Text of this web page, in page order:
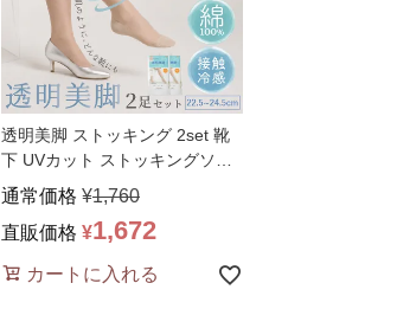
透明美脚 ストッキング 2set 靴
下 UVカット ストッキングソッ
クス 接触冷 …
通常価格 ¥1,760
直販価格 ¥1,672
カートに入れる